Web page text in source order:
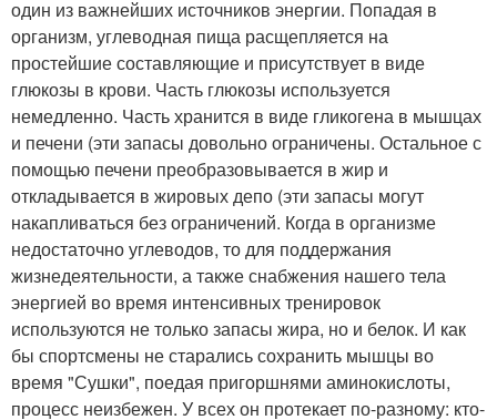
один из важнейших источников энергии. Попадая в
организм, углеводная пища расщепляется на
простейшие составляющие и присутствует в виде
глюкозы в крови. Часть глюкозы используется
немедленно. Часть хранится в виде гликогена в мышцах
и печени (эти запасы довольно ограничены. Остальное с
помощью печени преобразовывается в жир и
откладывается в жировых депо (эти запасы могут
накапливаться без ограничений. Когда в организме
недостаточно углеводов, то для поддержания
жизнедеятельности, а также снабжения нашего тела
энергией во время интенсивных тренировок
используются не только запасы жира, но и белок. И как
бы спортсмены не старались сохранить мышцы во
время "Сушки", поедая пригоршнями аминокислоты,
процесс неизбежен. У всех он протекает по-разному: кто-